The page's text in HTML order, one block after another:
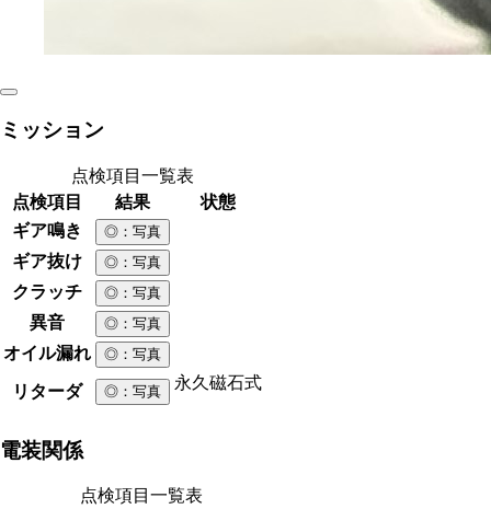
ミッション
点検項目一覧表
点検項目
結果
状態
ギア鳴き
◎ ：写真
ギア抜け ◎ ：写真
クラッチ ◎ ：写真
異音 ◎ ：写真
オイル漏れ ◎ ：写真
リターダ ◎ ：写真 永久磁石式
電装関係
点検項目一覧表